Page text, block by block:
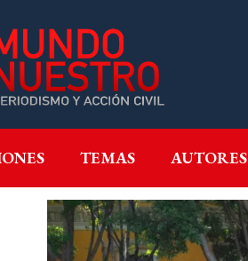
TEMAS AUTORES
INICIO SECCIONES